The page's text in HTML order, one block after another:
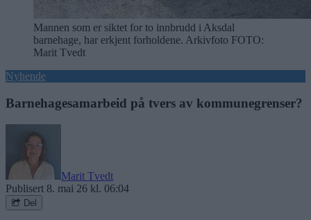
Mannen som er siktet for to innbrudd i Aksdal
barnehage, har erkjent forholdene. Arkivfoto FOTO:
Marit Tvedt
Nyhende
Barnehagesamarbeid på tvers av kommunegrenser?
Marit Tvedt
Publisert 8. mai 26 kl. 06:04
Del